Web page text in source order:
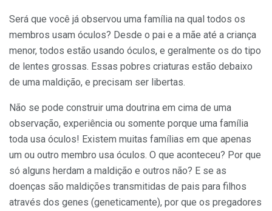
Será que você já observou uma família na qual todos os
membros usam óculos? Desde o pai e a mãe até a criança
menor, todos es­tão usando óculos, e geralmente os do tipo
de lentes grossas. Es­sas pobres criaturas estão debaixo
de uma maldição, e precisam ser libertas.
Não se pode construir uma doutrina em cima de uma
observação, experiência ou somente porque uma família
toda usa óculos! Existem muitas famílias em que apenas
um ou outro membro usa óculos. O que aconteceu? Por que
só alguns herdam a maldição e outros não? E se as
doenças são maldições transmitidas de pais para filhos
através dos genes (geneticamente), por que os pregadores